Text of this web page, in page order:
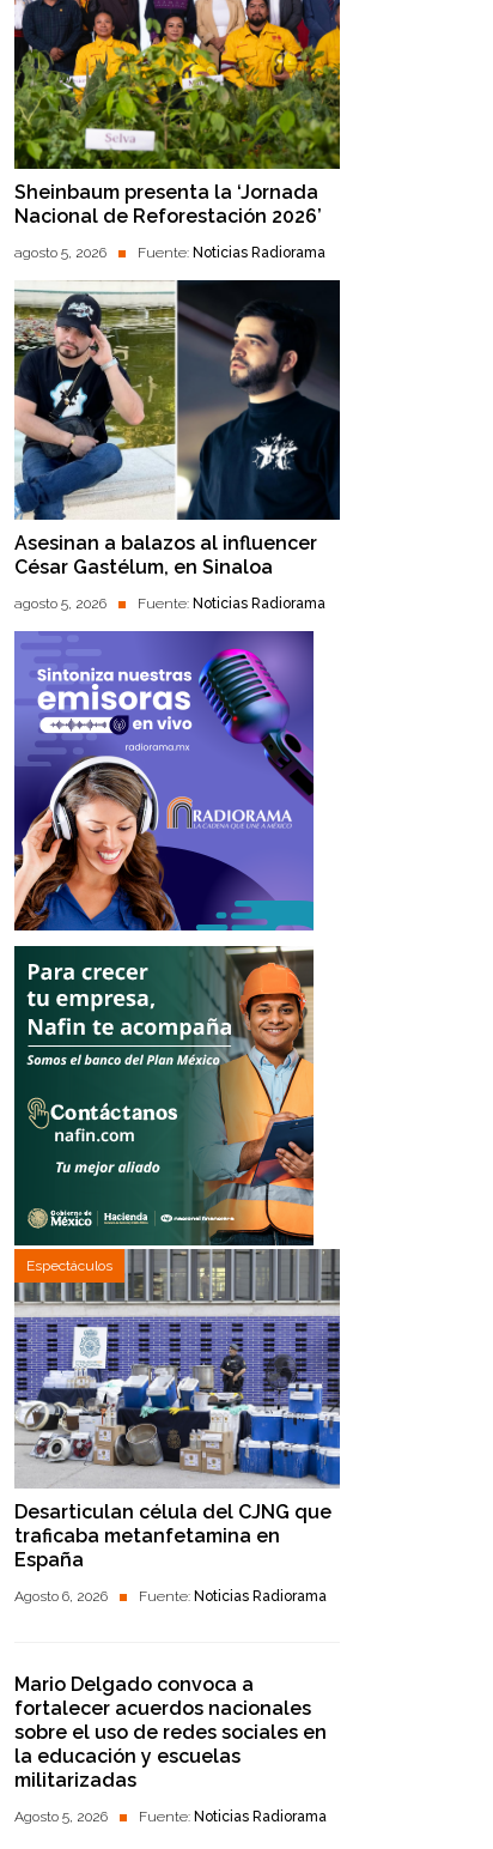
Sheinbaum presenta la ‘Jornada
Nacional de Reforestación 2026’
agosto 5, 2026 Fuente: Noticias Radiorama
Asesinan a balazos al influencer
César Gastélum, en Sinaloa
agosto 5, 2026 Fuente: Noticias Radiorama
Espectáculos
Desarticulan célula del CJNG que
traficaba metanfetamina en
España
Agosto 6, 2026 Fuente: Noticias Radiorama
Mario Delgado convoca a
fortalecer acuerdos nacionales
sobre el uso de redes sociales en
la educación y escuelas
militarizadas
Agosto 5, 2026 Fuente: Noticias Radiorama